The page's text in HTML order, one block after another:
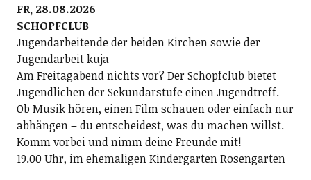
FR, 28.08.2026
SCHOPFCLUB
Jugendarbeitende der beiden Kirchen sowie der
Jugendarbeit kuja
Am Freitagabend nichts vor? Der Schopfclub bietet
Jugendlichen der Sekundarstufe einen Jugendtreff.
Ob Musik hören, einen Film schauen oder einfach nur
abhängen – du entscheidest, was du machen willst.
Komm vorbei und nimm deine Freunde mit!
19.00 Uhr, im ehemaligen Kindergarten Rosengarten